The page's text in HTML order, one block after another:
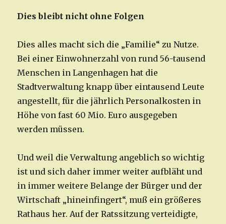
Dies bleibt nicht ohne Folgen
Dies alles macht sich die „Familie“ zu Nutze.
Bei einer Einwohnerzahl von rund 56-tausend
Menschen in Langenhagen hat die
Stadtverwaltung knapp über eintausend Leute
angestellt, für die jährlich Personalkosten in
Höhe von fast 60 Mio. Euro ausgegeben
werden müssen.
Und weil die Verwaltung angeblich so wichtig
ist und sich daher immer weiter aufbläht und
in immer weitere Belange der Bürger und der
Wirtschaft „hineinfingert“, muß ein größeres
Rathaus her. Auf der Ratssitzung verteidigte,